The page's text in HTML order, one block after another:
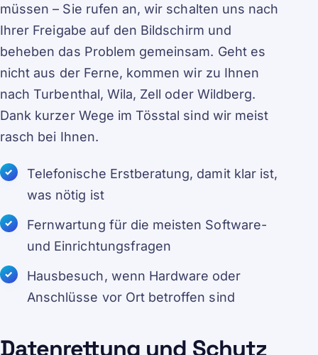
müssen – Sie rufen an, wir schalten uns nach
Ihrer Freigabe auf den Bildschirm und
beheben das Problem gemeinsam. Geht es
nicht aus der Ferne, kommen wir zu Ihnen
nach Turbenthal, Wila, Zell oder Wildberg.
Dank kurzer Wege im Tösstal sind wir meist
rasch bei Ihnen.
Telefonische Erstberatung, damit klar ist,
was nötig ist
Fernwartung für die meisten Software-
und Einrichtungsfragen
Hausbesuch, wenn Hardware oder
Anschlüsse vor Ort betroffen sind
Datenrettung und Schutz